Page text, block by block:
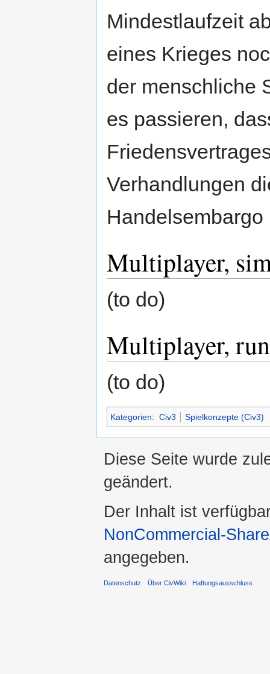
Mindestlaufzeit
eines Krieges
der menschliche
es passieren,
Verhandlungen
Multiplayer,
(to do)
Multiplayer,
(to do)
Kategorien: Civ3 Spielkonzepte (Civ3)
Diese Seite wurde
geändert.
Der Inhalt ist
NonCommercial-
angegeben.
Datenschutz Über CivWiki Haftungsausschluss